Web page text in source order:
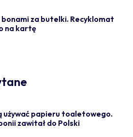
za butelki. Recyklomat
na kartę
używać papieru toaletowego.
zawitał do Polski